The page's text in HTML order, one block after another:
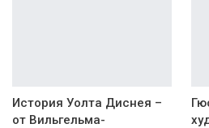
История Уолта Диснея –
от Вильгельма-